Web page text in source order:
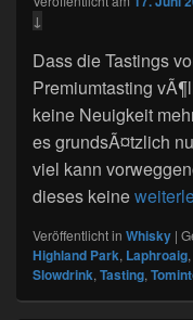
↓
Dass die Tastings
Premiumtasting
keine Neuigkeit
es grundsÃ¤tzlich
viel kann
dieses keine
Veröffentlicht in Whisky |
Highland Park, Laphroaig,
Slowdrink, Tasting,